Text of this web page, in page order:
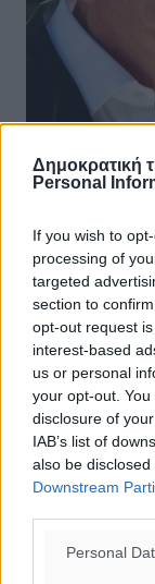
Δημοκρατική
Personal
If you wish to
processing of
targeted
section to
opt-out request
interest-based
us or personal
your opt-out.
disclosure of
IAB’s list of
also be
Downstream
Personal
αυξηθούν
έχουμε
«Ημασταν καλά
ανθρώπων που
έλθει πολύ
κατάσταση»,
02.12.17, 14:34